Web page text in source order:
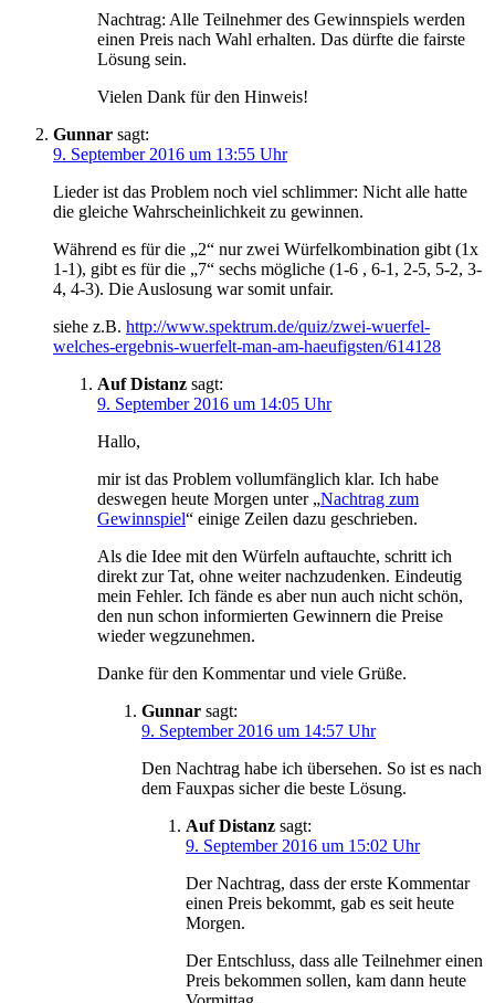
Nachtrag: Alle Teilnehmer des Gewinnspiels werden
einen Preis nach Wahl erhalten. Das dürfte die fairste
Lösung sein.
Vielen Dank für den Hinweis!
Gunnar sagt:
9. September 2016 um 13:55 Uhr
Lieder ist das Problem noch viel schlimmer: Nicht alle hatte
die gleiche Wahrscheinlichkeit zu gewinnen.
Während es für die „2“ nur zwei Würfelkombination gibt (1x
1-1), gibt es für die „7“ sechs mögliche (1-6 , 6-1, 2-5, 5-2, 3-
4, 4-3). Die Auslosung war somit unfair.
siehe z.B. http://www.spektrum.de/quiz/zwei-wuerfel-
welches-ergebnis-wuerfelt-man-am-haeufigsten/614128
Auf Distanz sagt:
9. September 2016 um 14:05 Uhr
Hallo,
mir ist das Problem vollumfänglich klar. Ich habe
deswegen heute Morgen unter „Nachtrag zum
Gewinnspiel“ einige Zeilen dazu geschrieben.
Als die Idee mit den Würfeln auftauchte, schritt ich
direkt zur Tat, ohne weiter nachzudenken. Eindeutig
mein Fehler. Ich fände es aber nun auch nicht schön,
den nun schon informierten Gewinnern die Preise
wieder wegzunehmen.
Danke für den Kommentar und viele Grüße.
Gunnar sagt:
9. September 2016 um 14:57 Uhr
Den Nachtrag habe ich übersehen. So ist es nach
dem Fauxpas sicher die beste Lösung.
Auf Distanz sagt:
9. September 2016 um 15:02 Uhr
Der Nachtrag, dass der erste Kommentar
einen Preis bekommt, gab es seit heute
Morgen.
Der Entschluss, dass alle Teilnehmer einen
Preis bekommen sollen, kam dann heute